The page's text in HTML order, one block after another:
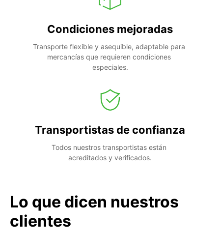
Condiciones mejoradas
Transporte flexible y asequible, adaptable para
mercancías que requieren condiciones
especiales.
Transportistas de confianza
Todos nuestros transportistas están
acreditados y verificados.
Lo que dicen nuestros
clientes